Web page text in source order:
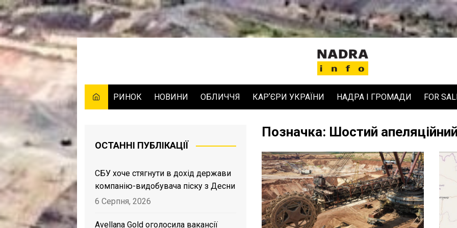
Skip
to
РИНОК НОВИНИ ОБЛИЧЧЯ КАРʼЄРИ УКРАЇНИ НАДРА І ГРОМАДИ FOR
Позначка: Шостий
ОСТАННІ ПУБЛІКАЦІЇ
СБУ хоче стягнути в дохід держави
компанію-видобувача піску з Десни
6 Серпня, 2026
Avellana Gold оголосила вакансії